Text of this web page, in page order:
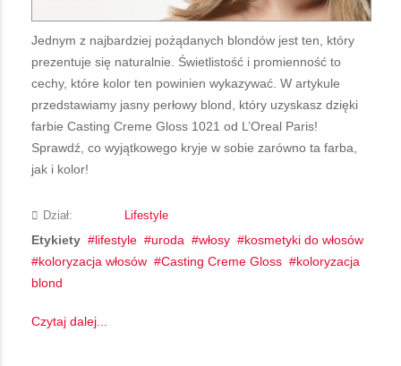
Jednym z najbardziej pożądanych blondów jest ten, który
prezentuje się naturalnie. Świetlistość i promienność to
cechy, które kolor ten powinien wykazywać. W artykule
przedstawiamy jasny perłowy blond, który uzyskasz dzięki
farbie Casting Creme Gloss 1021 od L’Oreal Paris!
Sprawdź, co wyjątkowego kryje w sobie zarówno ta farba,
jak i kolor!
Dział: Lifestyle
Etykiety lifestyle uroda włosy
kosmetyki do włosów
koloryzacja włosów
Casting Creme Gloss
koloryzacja
blond
Czytaj dalej...